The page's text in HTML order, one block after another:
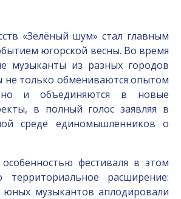
«Зелёный шум» стал главным
югорской весны. Во время
музыканты из разных городов
не только обмениваются опытом
и объединяются в новые
в полный голос заявляя в
среде единомышленников о
фестиваля в этом
территориальное расширение:
юных музыкантов аплодировали